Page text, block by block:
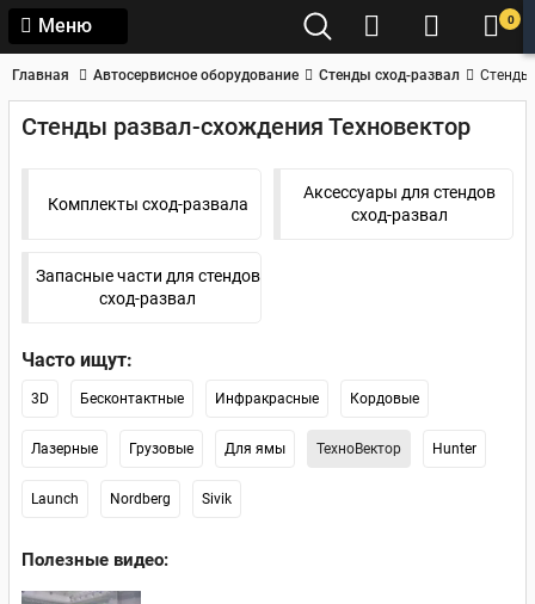
Меню 0
Главная Автосервисное оборудование Стенды сход-развал Стенды
Стенды развал-схождения Техновектор
Комплекты сход-развала
Аксессуары для стендов
сход-развал
Запасные части для стендов
сход-развал
Часто ищут:
3D Бесконтактные Инфракрасные Кордовые
Лазерные Грузовые Для ямы ТехноВектор Hunter
Launch Nordberg Sivik
Полезные видео: